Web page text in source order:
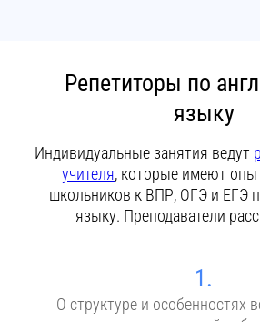
Репетиторы по
языку
Индивидуальные занятия ведут
учителя, которые имеют
школьников к ВПР, ОГЭ и ЕГЭ
языку. Преподаватели
1.
О структуре и особенностях